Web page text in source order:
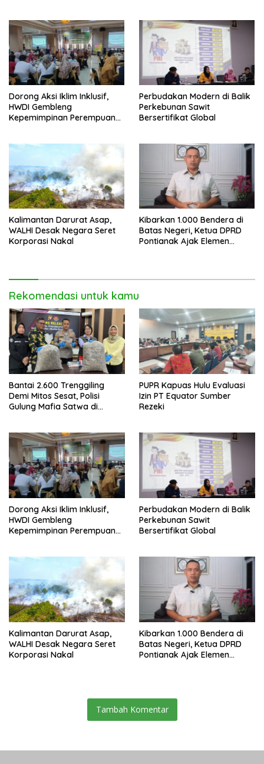
Dorong Aksi Iklim Inklusif,
HWDI Gembleng
Kepemimpinan Perempuan
Perbudakan Modern di Balik
Perkebunan Sawit
Bersertifikat Global
Kalimantan Darurat Asap,
WALHI Desak Negara Seret
Korporasi Nakal
Kibarkan 1.000 Bendera di
Batas Negeri, Ketua DPRD
Pontianak Ajak Elemen
Rekomendasi untuk kamu
Bantai 2.600 Trenggiling
Demi Mitos Sesat, Polisi
Gulung Mafia Satwa di
PUPR Kapuas Hulu Evaluasi
Izin PT Equator Sumber
Rezeki
Dorong Aksi Iklim Inklusif,
HWDI Gembleng
Kepemimpinan Perempuan
Perbudakan Modern di Balik
Perkebunan Sawit
Bersertifikat Global
Kalimantan Darurat Asap,
WALHI Desak Negara Seret
Korporasi Nakal
Kibarkan 1.000 Bendera di
Batas Negeri, Ketua DPRD
Pontianak Ajak Elemen
Tambah Komentar